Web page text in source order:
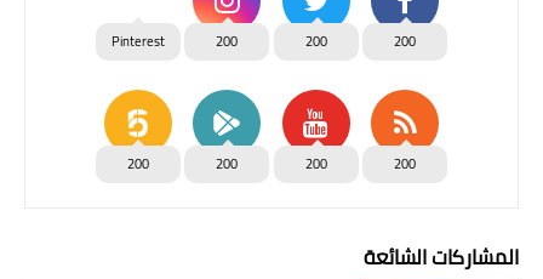
200
200
200
Pinterest
200
200
200
200
المشاركات الشائعة